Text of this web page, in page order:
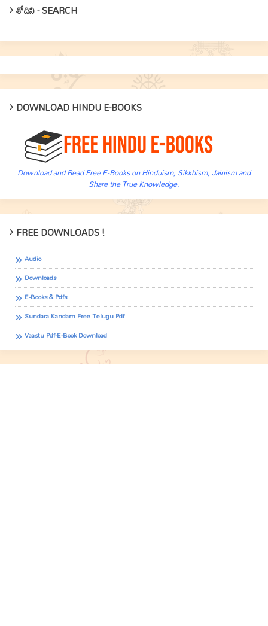
శోదిని - SEARCH
DOWNLOAD HINDU E-BOOKS
Download and Read Free E-Books on Hinduism, Sikkhism, Jainism and
Share the True Knowledge.
FREE DOWNLOADS !
Audio
Downloads
E-Books & Pdfs
Sundara Kandam Free Telugu Pdf
Vaastu Pdf-E-Book Download